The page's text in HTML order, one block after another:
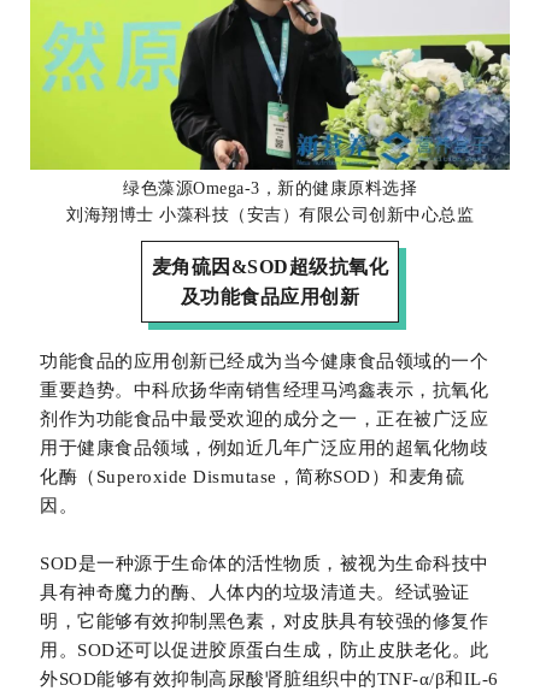
绿色藻源Omega-3，新的健康原料选择
刘海翔博士 小藻科技（安吉）有限公司创新中心总监
麦角硫因&SOD超级抗氧化
及功能食品应用创新
功能食品的应用创新已经成为当今健康食品领域的一个
重要趋势。中科欣扬华南销售经理马鸿鑫表示，抗氧化
剂作为功能食品中最受欢迎的成分之一，正在被广泛应
用于健康食品领域，例如近几年广泛应用的超氧化物歧
化酶（Superoxide Dismutase，简称SOD）和麦角硫
因。
SOD是一种源于生命体的活性物质，被视为生命科技中
具有神奇魔力的酶、人体内的垃圾清道夫。经试验证
明，它能够有效抑制黑色素，对皮肤具有较强的修复作
用。SOD还可以促进胶原蛋白生成，防止皮肤老化。此
外SOD能够有效抑制高尿酸肾脏组织中的TNF-α/β和IL-6